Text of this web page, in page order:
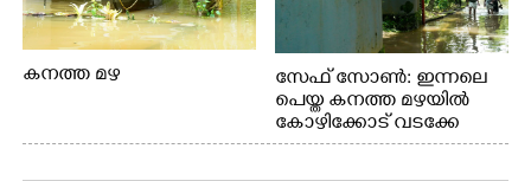
കനത്ത മഴ
സേഫ് സോൺ: ഇന്നലെ
പെയ്ത കനത്ത മഴയിൽ
കോഴിക്കോട് വടക്കേ
വയലിൽ വെള്ളം